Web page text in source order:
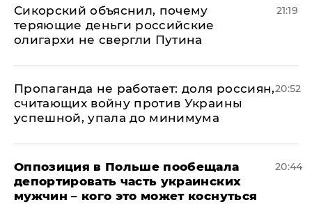
Сикорский объяснил, почему
теряющие деньги российские
олигархи не свергли Путина
21:19
​Пропаганда не работает: доля россиян,
считающих войну против Украины
успешной, упала до минимума
20:52
Оппозиция в Польше пообещала
депортировать часть украинских
мужчин – кого это может коснуться
20:44